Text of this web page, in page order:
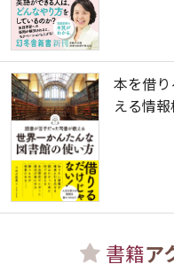
本を借
える情
書籍ア